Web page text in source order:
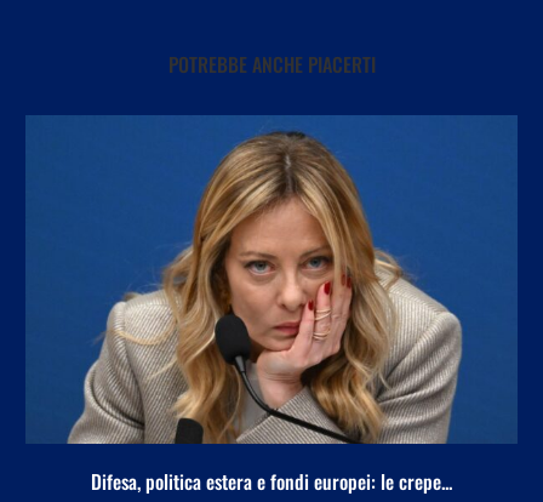
POTREBBE ANCHE PIACERTI
Difesa, politica estera e fondi europei: le crepe...